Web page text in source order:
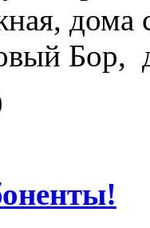
дома
Бор,